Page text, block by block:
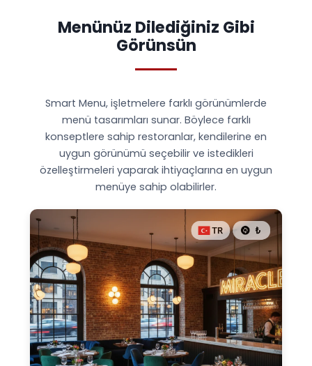
Menünüz Dilediğiniz Gibi
Görünsün
Smart Menu, işletmelere farklı görünümlerde
menü tasarımları sunar. Böylece farklı
konseptlere sahip restoranlar, kendilerine en
uygun görünümü seçebilir ve istedikleri
özelleştirmeleri yaparak ihtiyaçlarına en uygun
menüye sahip olabilirler.